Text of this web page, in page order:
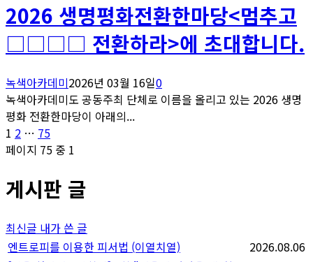
2026 생명평화전환한마당<멈추고
□□□□ 전환하라>에 초대합니다.
녹색아카데미2026년 03월 16일0
녹색아카데미도 공동주최 단체로 이름을 올리고 있는 2026 생명
평화 전환한마당이 아래의...
글
페
이
지
매
페
이
1 페
이
2 … 페
이
75
페이지 75 중 1
게시판 글
최신글 내가 쓴 글
엔트로피를 이용한 피서법 (이열치열)
2026.08.06